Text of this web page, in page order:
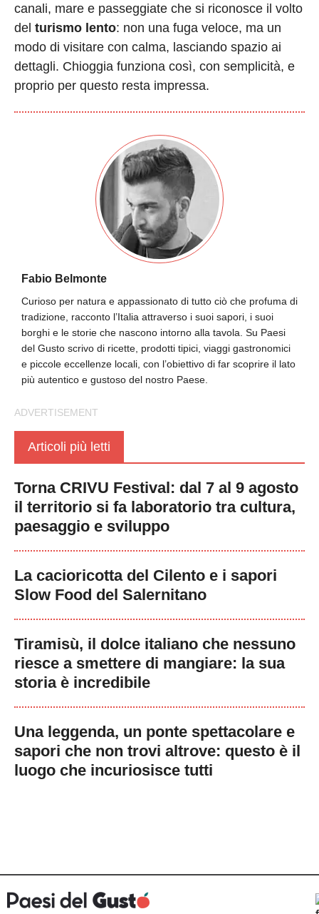
canali, mare e passeggiate che si riconosce il volto
del turismo lento: non una fuga veloce, ma un
modo di visitare con calma, lasciando spazio ai
dettagli. Chioggia funziona così, con semplicità, e
proprio per questo resta impressa.
Fabio Belmonte
Curioso per natura e appassionato di tutto ciò che profuma di
tradizione, racconto l’Italia attraverso i suoi sapori, i suoi
borghi e le storie che nascono intorno alla tavola. Su Paesi
del Gusto scrivo di ricette, prodotti tipici, viaggi gastronomici
e piccole eccellenze locali, con l’obiettivo di far scoprire il lato
più autentico e gustoso del nostro Paese.
Articoli più letti
Torna CRIVU Festival: dal 7 al 9 agosto
il territorio si fa laboratorio tra cultura,
paesaggio e sviluppo
La cacioricotta del Cilento e i sapori
Slow Food del Salernitano
Tiramisù, il dolce italiano che nessuno
riesce a smettere di mangiare: la sua
storia è incredibile
Una leggenda, un ponte spettacolare e
sapori che non trovi altrove: questo è il
luogo che incuriosisce tutti